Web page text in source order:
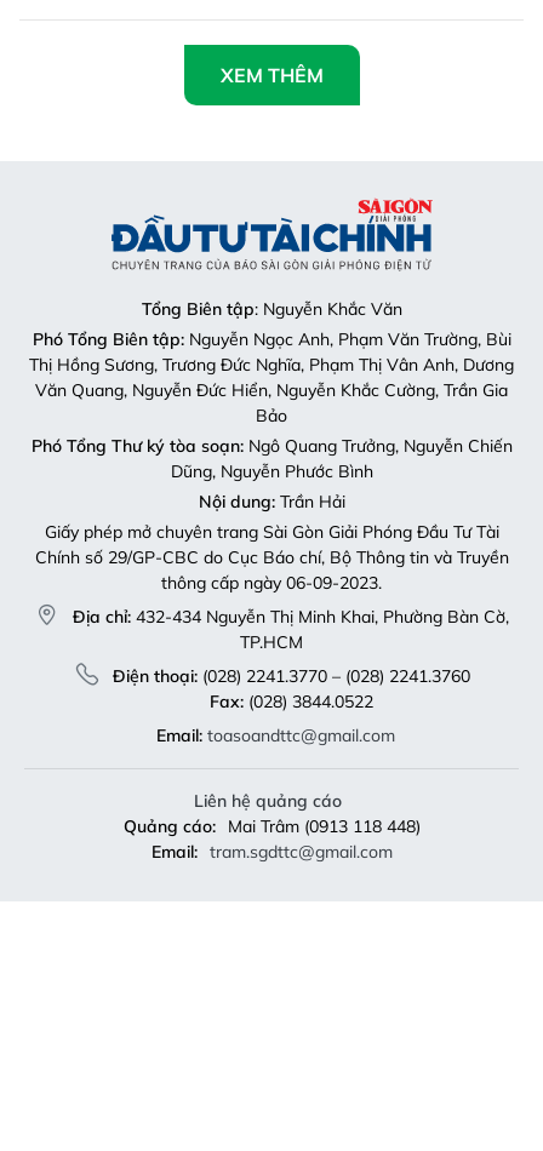
XEM THÊM
Tổng Biên tập: Nguyễn Khắc Văn
Phó Tổng Biên tập:Nguyễn Ngọc Anh, Phạm Văn Trường, Bùi
Thị Hồng Sương, Trương Đức Nghĩa, Phạm Thị Vân Anh, Dương
Văn Quang, Nguyễn Đức Hiển, Nguyễn Khắc Cường, Trần Gia
Bảo
Phó Tổng Thư ký tòa soạn:Ngô Quang Trưởng, Nguyễn Chiến
Dũng, Nguyễn Phước Bình
Nội dung:Trần Hải
Giấy phép mở chuyên trang Sài Gòn Giải Phóng Đầu Tư Tài
Chính số 29/GP-CBC do Cục Báo chí, Bộ Thông tin và Truyền
thông cấp ngày 06-09-2023.
Địa chỉ: 432-434 Nguyễn Thị Minh Khai, Phường Bàn Cờ,
TP.HCM
Điện thoại:(028) 2241.3770 – (028) 2241.3760
Fax:(028) 3844.0522
Email: toasoandttc@gmail.com
Liên hệ quảng cáo
Quảng cáo:
Mai Trâm (0913 118 448)
Email: tram.sgdttc@gmail.com